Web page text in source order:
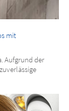
mit
Aufgrund der